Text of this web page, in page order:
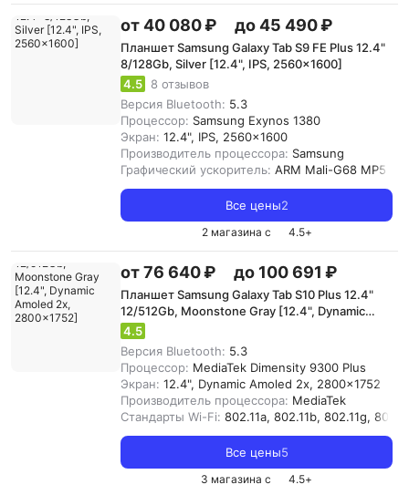
от 40 080 ₽ до 45 490 ₽
Планшет Samsung Galaxy Tab S9 FE Plus 12.4"
8/128Gb, Silver [12.4", IPS, 2560x1600]
4.5
8 отзывов
Версия Bluetooth: 5.3
Процессор: Samsung Exynos 1380
Экран: 12.4", IPS, 2560x1600
Производитель процессора: Samsung
Графический ускоритель: ARM Mali-G68 MP5
Все цены2
2 магазина с 4.5+
от 76 640 ₽ до 100 691 ₽
Планшет Samsung Galaxy Tab S10 Plus 12.4"
12/512Gb, Moonstone Gray [12.4", Dynamic
Amoled 2x, 2800x1752]
4.5
Версия Bluetooth: 5.3
Процессор: MediaTek Dimensity 9300 Plus
Экран: 12.4", Dynamic Amoled 2x, 2800x1752
Производитель процессора: MediaTek
Стандарты Wi-Fi: 802.11a, 802.11b, 802.11g,
Все цены5
3 магазина с 4.5+